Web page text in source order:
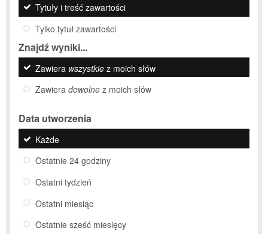
Tytuły i treść zawartości
Tylko tytuł zawartości
Znajdź wyniki...
Zawiera wszystkie z moich słów
Zawiera dowolne z moich słów
Data utworzenia
Każde
Ostatnie 24 godziny
Ostatni tydzień
Ostatni miesiąc
Ostatnie sześć miesięcy